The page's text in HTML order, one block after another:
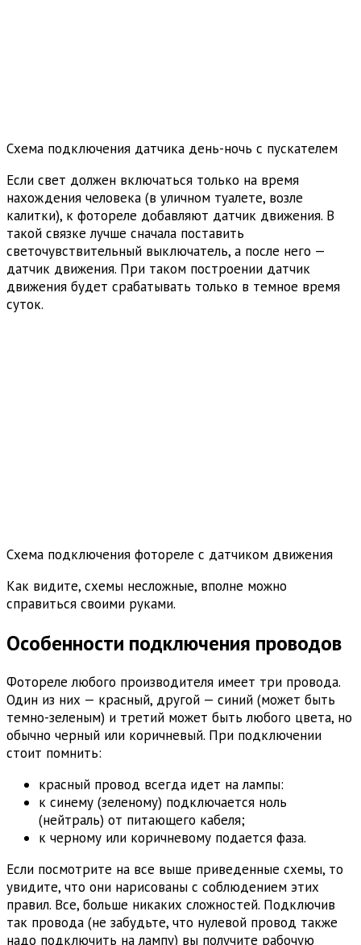
Схема подключения датчика день-ночь с пускателем
Если свет должен включаться только на время
нахождения человека (в уличном туалете, возле
калитки), к фотореле добавляют датчик движения. В
такой связке лучше сначала поставить
светочувствительный выключатель, а после него —
датчик движения. При таком построении датчик
движения будет срабатывать только в темное время
суток.
Схема подключения фотореле с датчиком движения
Как видите, схемы несложные, вполне можно
справиться своими руками.
Особенности подключения проводов
Фотореле любого производителя имеет три провода.
Один из них — красный, другой — синий (может быть
темно-зеленым) и третий может быть любого цвета, но
обычно черный или коричневый. При подключении
стоит помнить:
красный провод всегда идет на лампы:
к синему (зеленому) подключается ноль
(нейтраль) от питающего кабеля;
к черному или коричневому подается фаза.
Если посмотрите на все выше приведенные схемы, то
увидите, что они нарисованы с соблюдением этих
правил. Все, больше никаких сложностей. Подключив
так провода (не забудьте, что нулевой провод также
надо подключить на лампу) вы получите рабочую